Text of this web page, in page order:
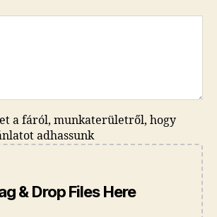
a fáról, munkaterületről, hogy
adhassunk
& Drop Files Here